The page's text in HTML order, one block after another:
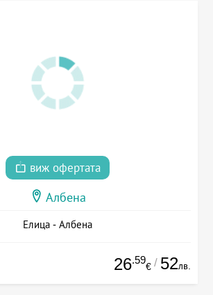
виж офертата
Албена
Елица - Албена
26.59
€ / 52лв.